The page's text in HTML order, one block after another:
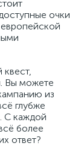
очки
Вы можете
из
глубже
С каждой
более
ответ?